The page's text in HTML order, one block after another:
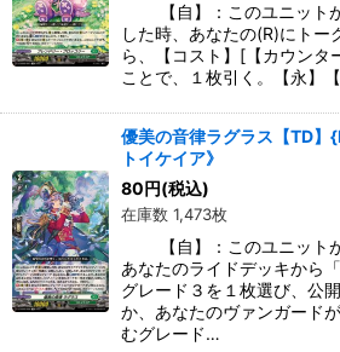
【自】：このユニット
した時、あなたの(R)にトー
ら、【コスト】[【カウンタ
ことで、１枚引く。【永】
優美の音律ラグラス【TD
トイケイア》
80円(税込)
在庫数 1,473枚
【自】：このユニットが
あなたのライドデッキから
グレード３を１枚選び、公
か、あなたのヴァンガード
むグレード…